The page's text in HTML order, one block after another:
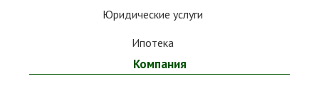
Юридические услуги
Ипотека
Компания